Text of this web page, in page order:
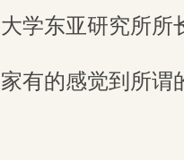
学东亚研究所所
有的感觉到所谓